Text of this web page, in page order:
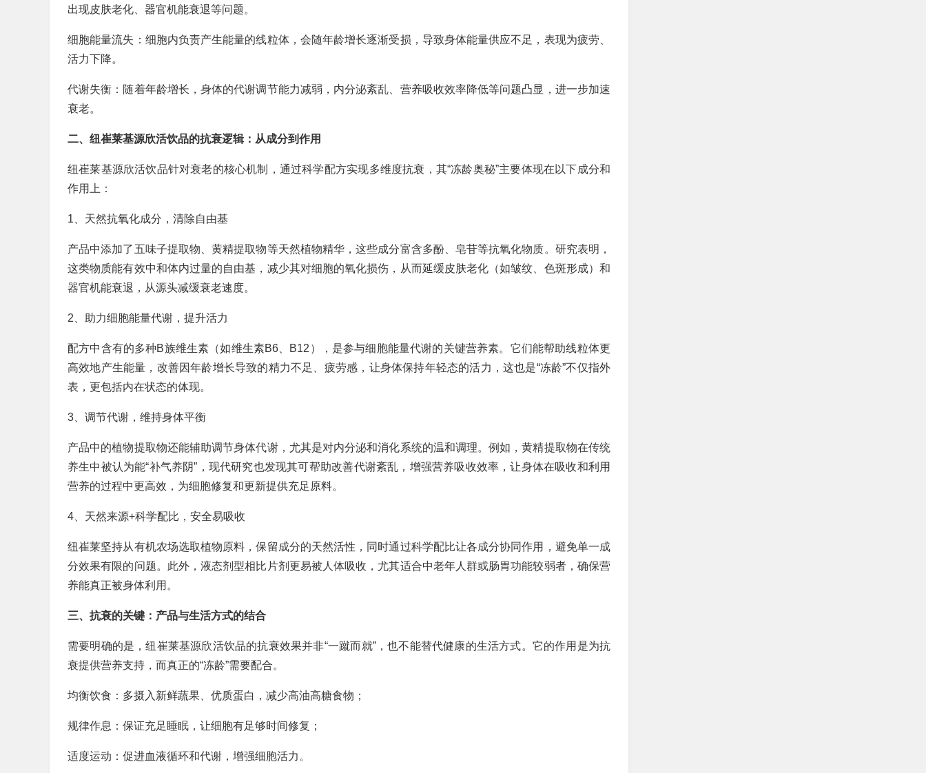
出现皮肤老化、器官机能衰退等问题。
细胞能量流失：细胞内负责产生能量的线粒体，会随年龄增长逐渐受损，导致身体能量供应不足，表现为疲劳、
活力下降。
代谢失衡：随着年龄增长，身体的代谢调节能力减弱，内分泌紊乱、营养吸收效率降低等问题凸显，进一步加速
衰老。
二、纽崔莱基源欣活饮品的抗衰逻辑：从成分到作用
纽崔莱基源欣活饮品针对衰老的核心机制，通过科学配方实现多维度抗衰，其“冻龄奥秘”主要体现在以下成分和
作用上：
1、天然抗氧化成分，清除自由基
产品中添加了五味子提取物、黄精提取物等天然植物精华，这些成分富含多酚、皂苷等抗氧化物质。研究表明，
这类物质能有效中和体内过量的自由基，减少其对细胞的氧化损伤，从而延缓皮肤老化（如皱纹、色斑形成）和
器官机能衰退，从源头减缓衰老速度。
2、助力细胞能量代谢，提升活力
配方中含有的多种B族维生素（如维生素B6、B12），是参与细胞能量代谢的关键营养素。它们能帮助线粒体更
高效地产生能量，改善因年龄增长导致的精力不足、疲劳感，让身体保持年轻态的活力，这也是“冻龄”不仅指外
表，更包括内在状态的体现。
3、调节代谢，维持身体平衡
产品中的植物提取物还能辅助调节身体代谢，尤其是对内分泌和消化系统的温和调理。例如，黄精提取物在传统
养生中被认为能“补气养阴”，现代研究也发现其可帮助改善代谢紊乱，增强营养吸收效率，让身体在吸收和利用
营养的过程中更高效，为细胞修复和更新提供充足原料。
4、天然来源+科学配比，安全易吸收
纽崔莱坚持从有机农场选取植物原料，保留成分的天然活性，同时通过科学配比让各成分协同作用，避免单一成
分效果有限的问题。此外，液态剂型相比片剂更易被人体吸收，尤其适合中老年人群或肠胃功能较弱者，确保营
养能真正被身体利用。
三、抗衰的关键：产品与生活方式的结合
需要明确的是，纽崔莱基源欣活饮品的抗衰效果并非“一蹴而就”，也不能替代健康的生活方式。它的作用是为抗
衰提供营养支持，而真正的“冻龄”需要配合。
均衡饮食：多摄入新鲜蔬果、优质蛋白，减少高油高糖食物；
规律作息：保证充足睡眠，让细胞有足够时间修复；
适度运动：促进血液循环和代谢，增强细胞活力。